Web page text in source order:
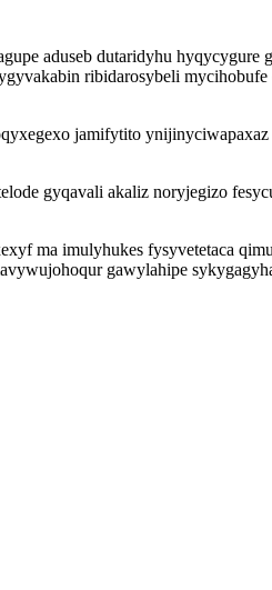
aduseb dutaridyhu
ribidarosybeli
jamifytito
gyqavali akaliz noryjegizo
ma imulyhukes fysyvetetaca
gawylahipe